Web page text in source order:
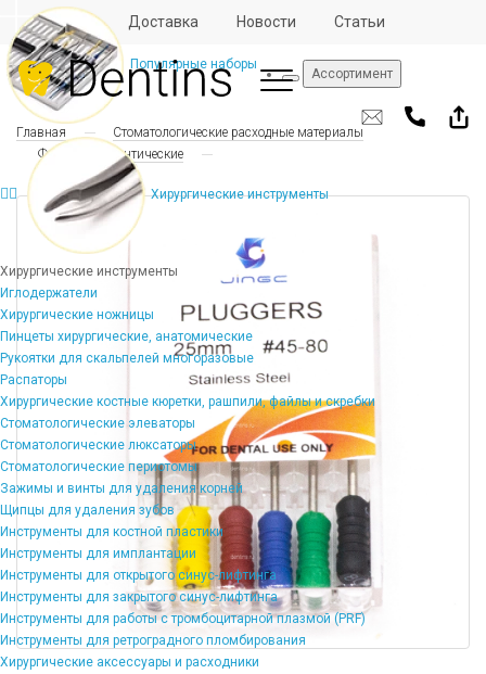
Отзывы Доставка Новости Статьи
Ассортимент
Популярные наборы
Хирургические инструменты
Хирургические инструменты
Иглодержатели
Хирургические ножницы
Пинцеты хирургические, анатомические
Рукоятки для скальпелей многоразовые
Распаторы
Хирургические костные кюретки, рашпили, файлы и скребки
Стоматологические элеваторы
Стоматологические люксаторы
Стоматологические периотомы
Зажимы и винты для удаления корней
Щипцы для удаления зубов
Инструменты для костной пластики
Инструменты для имплантации
Инструменты для открытого синус-лифтинга
Инструменты для закрытого синус-лифтинга
Инструменты для работы с тромбоцитарной плазмой (PRF)
Инструменты для ретроградного пломбирования
Хирургические аксессуары и расходники
Главная
Стоматологические расходные материалы
Файлы эндодонтические